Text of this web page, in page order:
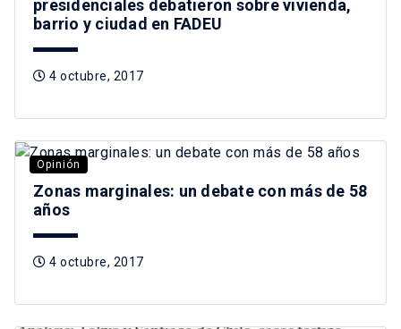
presidenciales debatieron sobre vivienda,
barrio y ciudad en FADEU
4 octubre, 2017
Opinión
Zonas marginales: un debate con más de 58
años
4 octubre, 2017